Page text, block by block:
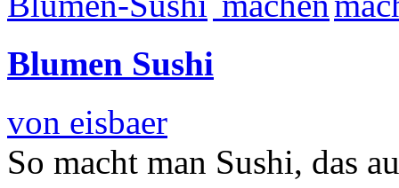
Blumen Sushi
von eisbaer
So macht man Sushi, das